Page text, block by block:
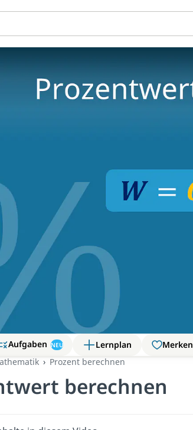
Aufgaben NEU Lernplan Merken
Prozent berechnen
berechnen